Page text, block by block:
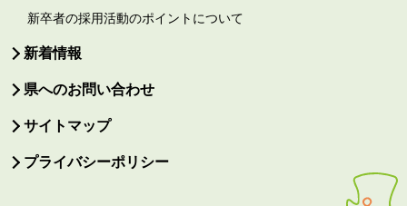
新卒者の採用活動のポイントについて
新着情報
県へのお問い合わせ
サイトマップ
プライバシーポリシー